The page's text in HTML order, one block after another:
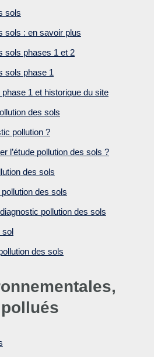
sols
sols : en savoir plus
sols phases 1 et 2
sols phase 1
1 et historique du site
des sols
pollution ?
l’étude pollution des sols ?
des sols
des sols
pollution des sols
sol
des sols